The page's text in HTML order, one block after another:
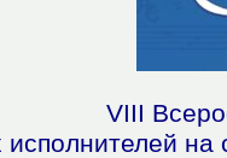
VIII
на